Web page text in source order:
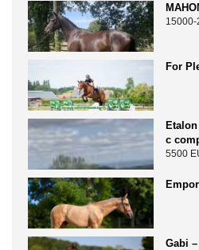
15000-
For
c
5500
Gabi